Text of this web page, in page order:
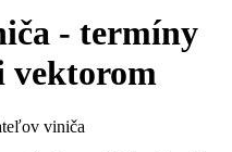
- termíny
vektorom
viniča